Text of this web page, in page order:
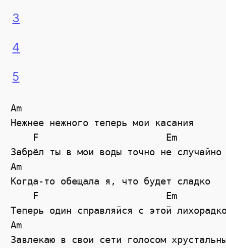
3
4
5
Am
Нежнее нежного теперь мои касания
    F                       Em
Забрёл ты в мои воды точно не случайно
Am
Когда-то обещала я, что будет сладко
    F                       Em
Теперь один справляйся с этой
Am
Завлекаю в свои сети голосом